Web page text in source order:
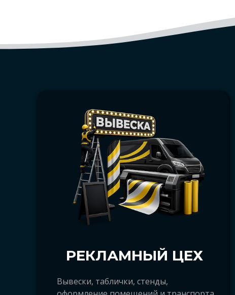
Арбат Архангельск, Арбат, Арбат29,
рекламное агентство Арбат,
РЕКЛАМНЫЙ ЦЕХ
Вывески, таблички, стенды,